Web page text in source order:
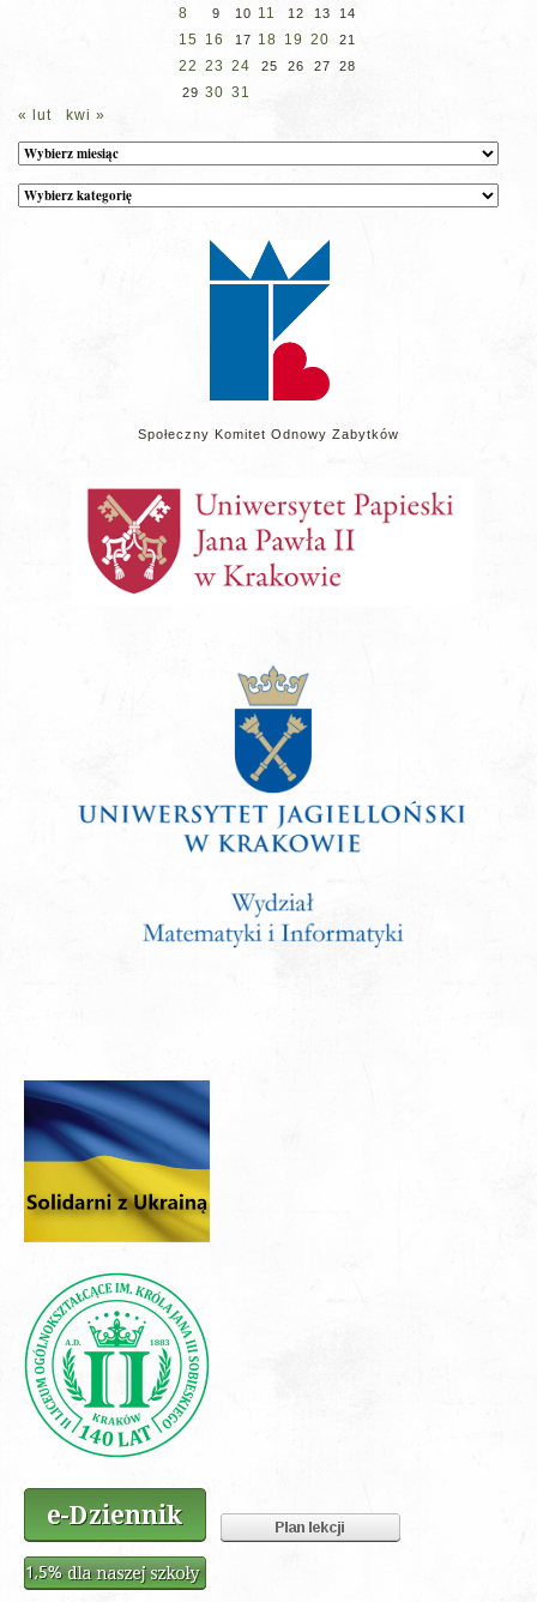
8 9 10 11 12 13 14
15 16 17 18 19 20 21
22 23 24 25 26 27
28
29 30 31
« lut
kwi »
Archiwum
Kategorie
wpisów
Społeczny Komitet Odnowy Zabytków